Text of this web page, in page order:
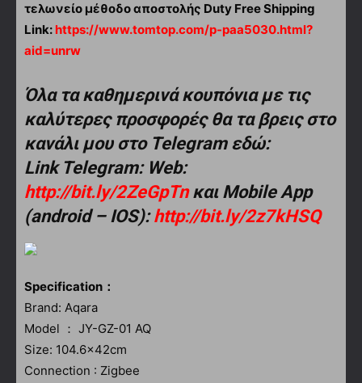
τελωνείο μέθοδο αποστολής Duty Free Shipping
Link: https://www.tomtop.com/p-paa5030.html?
aid=unrw
Όλα τα καθημερινά κουπόνια με τις
καλύτερες προσφορές θα τα βρεις στο
κανάλι μου στο Telegram εδώ:
Link Telegram: Web:
http://bit.ly/2ZeGpTnκαι Mobile App
(android – IOS):http://bit.ly/2z7kHSQ
Specification：
Brand: Aqara
Model ： JY-GZ-01 AQ
Size: 104.6x42cm
Connection : Zigbee